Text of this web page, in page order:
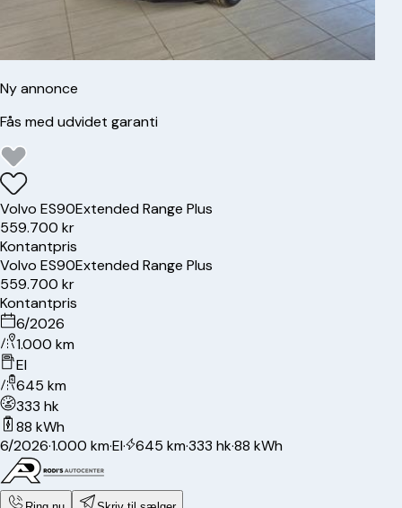
Ny annonce
Fås med udvidet garanti
Volvo ES90Extended Range Plus
559.700 kr
Kontantpris
Volvo ES90Extended Range Plus
559.700 kr
Kontantpris
6/2026
1.000 km
El
645 km
333 hk
88 kWh
6/2026·1.000 km·El· 645 km·333 hk·88 kWh